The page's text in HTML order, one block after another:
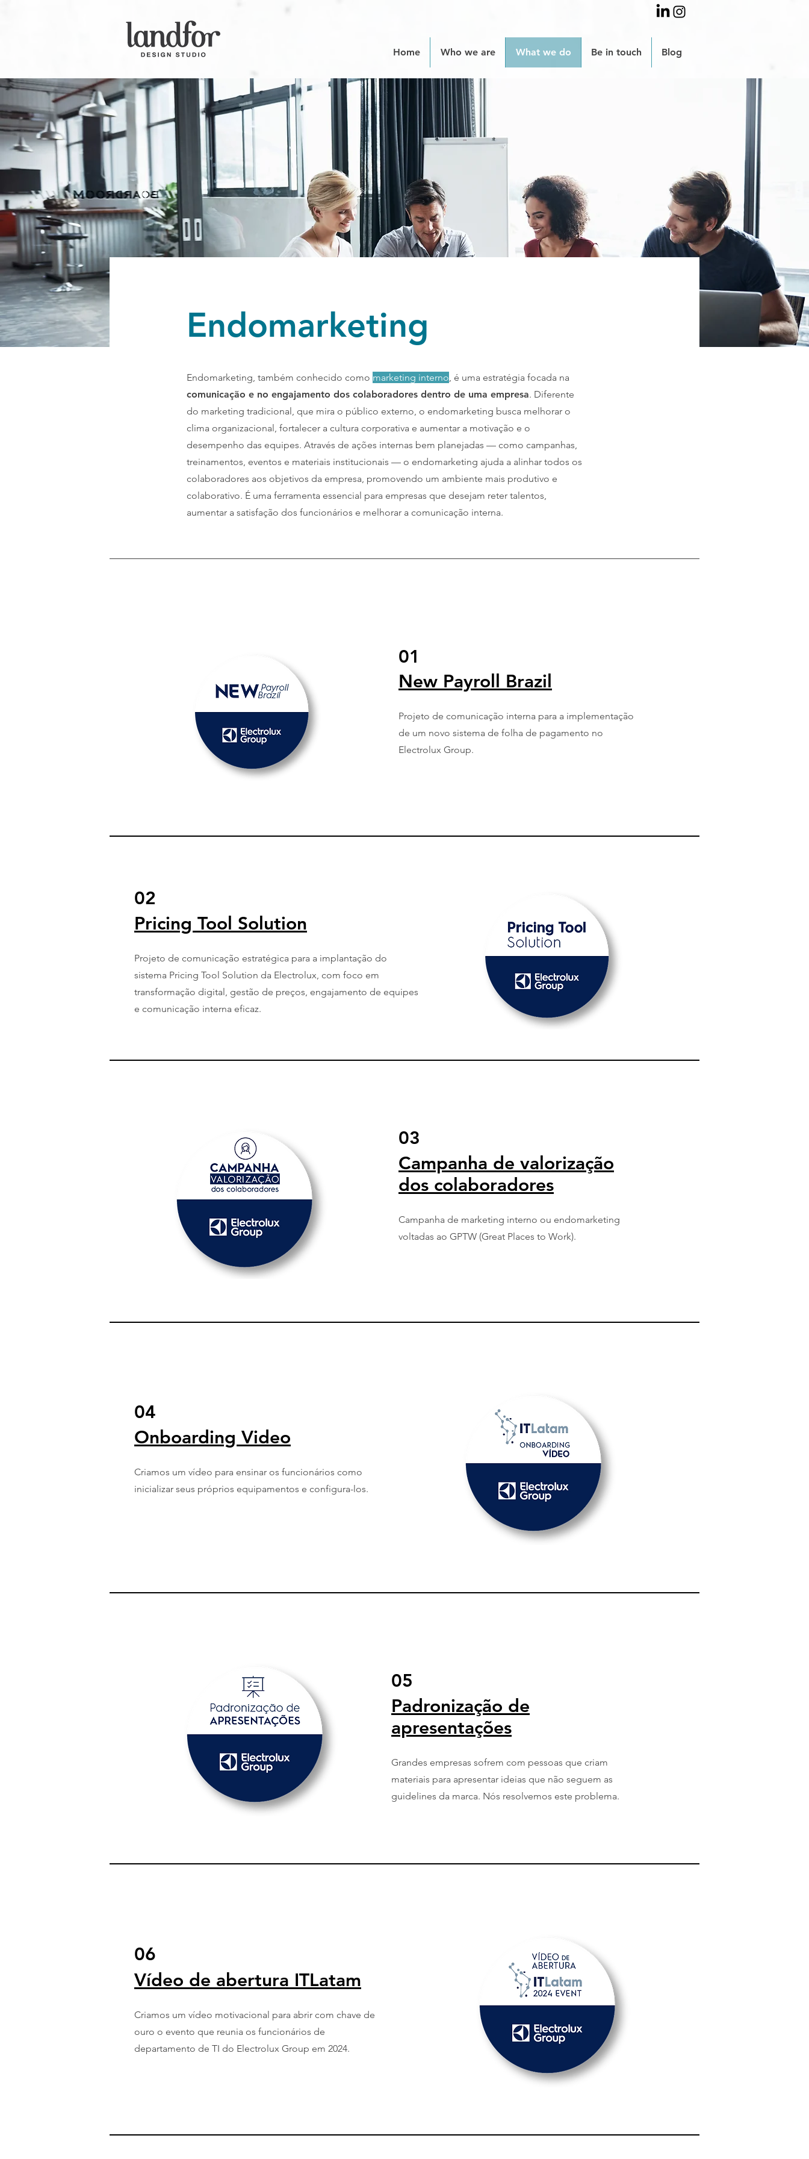
Home Who we are What we do Be in touch Blog
Endomarketing
Endomarketing, também conhecido como marketing interno, é uma estratégia focada na
comunicação e no engajamento dos colaboradores dentro de uma empresa. Diferente
do marketing tradicional, que mira o público externo, o endomarketing busca melhorar o
clima organizacional, fortalecer a cultura corporativa e aumentar a motivação e o
desempenho das equipes. Através de ações internas bem planejadas — como campanhas,
treinamentos, eventos e materiais institucionais — o endomarketing ajuda a alinhar todos os
colaboradores aos objetivos da empresa, promovendo um ambiente mais produtivo e
colaborativo. É uma ferramenta essencial para empresas que desejam reter talentos,
aumentar a satisfação dos funcionários e melhorar a comunicação interna.
01
New Payroll Brazil
Projeto de comunicação interna para a implementação
de um novo sistema de folha de pagamento no
Electrolux Group.
02
Pricing Tool Solution
Projeto de comunicação estratégica para a implantação do
sistema Pricing Tool Solution da Electrolux, com foco em
transformação digital, gestão de preços, engajamento de equipes
e comunicação interna eficaz.
03
Campanha de valorização
dos colaboradores
Campanha de marketing interno ou endomarketing
voltadas ao GPTW (Great Places to Work).
04
Onboarding Video
Criamos um vídeo para ensinar os funcionários como
inicializar seus próprios equipamentos e configura-los.
05
Padronização de
apresentações
Grandes empresas sofrem com pessoas que criam
materiais para apresentar ideias que não seguem as
guidelines da marca. Nós resolvemos este problema.
06
Vídeo de abertura ITLatam
Criamos um vídeo motivacional para abrir com chave de
ouro o evento que reunia os funcionários de
departamento de TI do Electrolux Group em 2024.